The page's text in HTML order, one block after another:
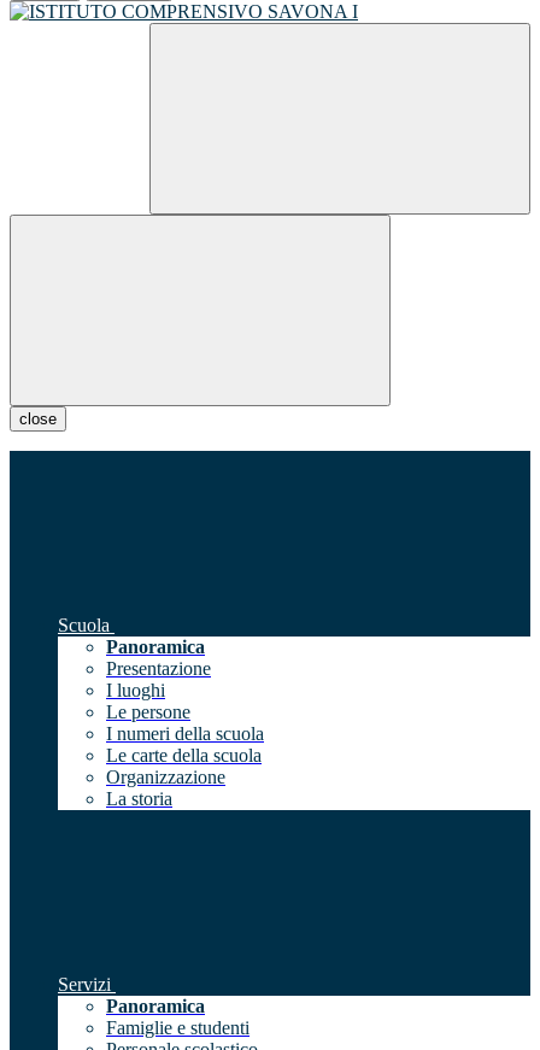
close
Scuola
Panoramica
Presentazione
I luoghi
Le persone
I numeri della scuola
Le carte della scuola
Organizzazione
La storia
Servizi
Panoramica
Famiglie e studenti